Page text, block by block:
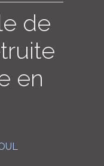
LOGIN
ENGLISH
de
en